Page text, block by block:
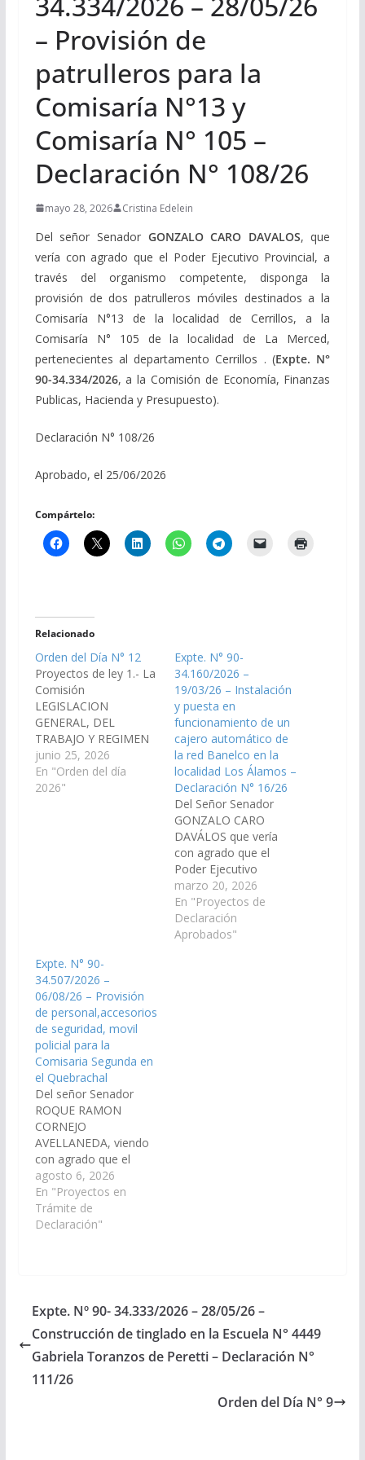
– Provisión de
patrulleros para la
Comisaría N°13 y
Comisaría N° 105 –
Declaración N° 108/26
mayo 28, 2026 Cristina Edelein
Del señor Senador GONZALO CARO DAVALOS, que
vería con agrado que el Poder Ejecutivo Provincial, a
través del organismo competente, disponga la
provisión de dos patrulleros móviles destinados a la
Comisaría N°13 de la localidad de Cerrillos, a la
Comisaría N° 105 de la localidad de La Merced,
pertenecientes al departamento Cerrillos . (Expte. N°
90-34.334/2026, a la Comisión de Economía, Finanzas
Publicas, Hacienda y Presupuesto).
Declaración N° 108/26
Aprobado, el 25/06/2026
Compártelo:
Relacionado
Orden del Día N° 12
Proyectos de ley 1.- La
Comisión
LEGISLACION
GENERAL, DEL
TRABAJO Y REGIMEN
PREVISIONAL, ha
considerado ha
considerado el
junio 25, 2026
En "Orden del día
2026"
Expte. N° 90-
34.160/2026 –
19/03/26 – Instalación
y puesta en
funcionamiento de un
cajero automático de
la red Banelco en la
localidad Los Álamos –
Declaración N° 16/26
Del Señor Senador
GONZALO CARO
DAVÁLOS que vería
con agrado que el
Poder Ejecutivo
Provincial, a través de
los organismos
competentes, realice
las gestiones que
marzo 20, 2026
En "Proyectos de
Declaración
Aprobados"
Expte. N° 90-
34.507/2026 –
06/08/26 – Provisión
de personal,accesorios
de seguridad, movil
policial para la
Comisaria Segunda en
el Quebrachal
Del señor Senador
ROQUE RAMON
CORNEJO
AVELLANEDA, viendo
con agrado que el
Poder Ejecutivo
Provincial, a través del
Ministerio de
Seguridad, arbitre las
Quebrachal en el
departamento de Anta
de: móviles policiales,
mayor personal…
agosto 6, 2026
En "Proyectos en
Trámite de
Declaración"
Expte. Nº 90- 34.333/2026 – 28/05/26 –
Construcción de tinglado en la Escuela N° 4449
Gabriela Toranzos de Peretti – Declaración N°
111/26
Orden del Día N° 9